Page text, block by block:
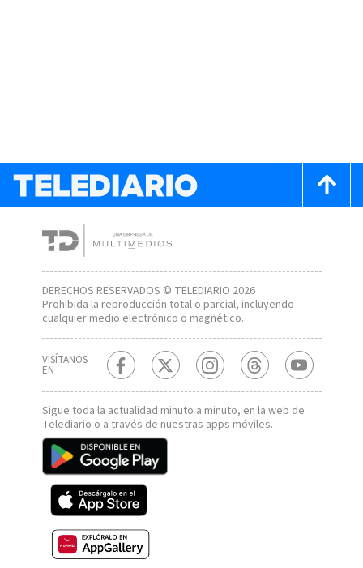
DERECHOS RESERVADOS © TELEDIARIO 2026
Prohibida la reproducción total o parcial, incluyendo
cualquier medio electrónico o magnético.
VISÍTANOS
EN
Sigue toda la actualidad minuto a minuto, en la web de
Telediarioo a través de nuestras apps móviles.